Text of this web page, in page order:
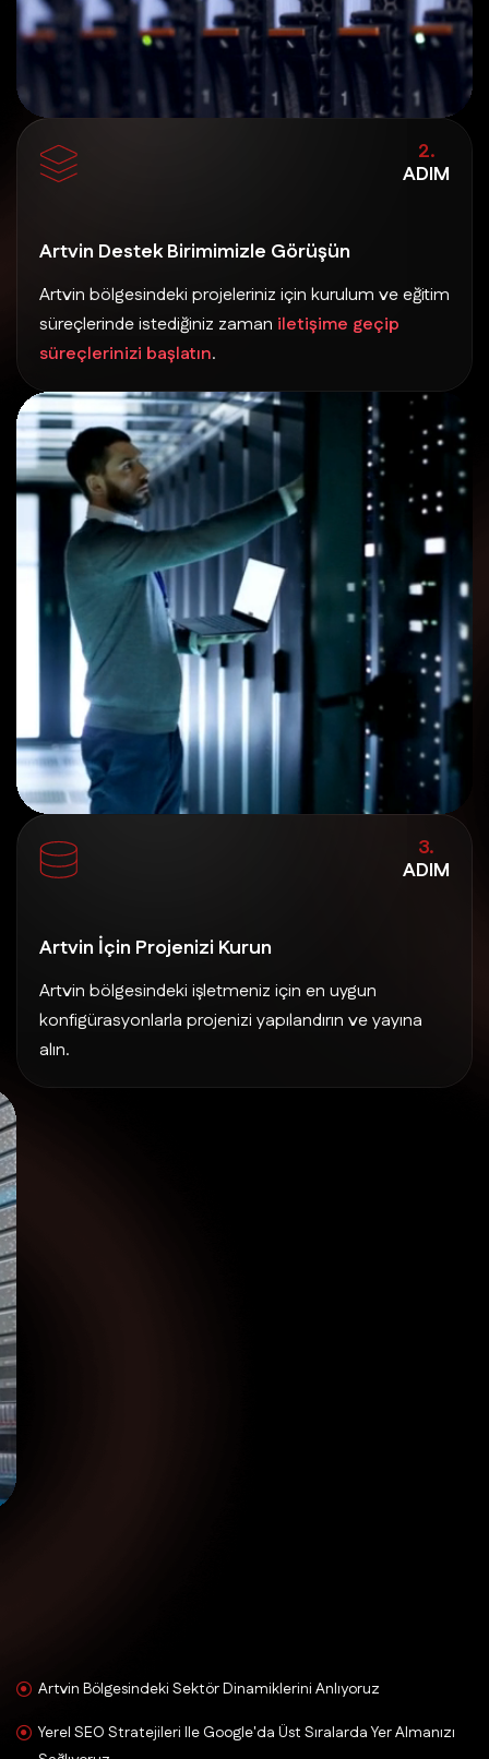
2.
ADIM
Artvin Destek Birimimizle Görüşün
Artvin bölgesindeki projeleriniz için kurulum ve eğitim
süreçlerinde istediğiniz zaman iletişime geçip
süreçlerinizi başlatın.
3.
ADIM
Artvin İçin Projenizi Kurun
Artvin bölgesindeki işletmeniz için en uygun
konfigürasyonlarla projenizi yapılandırın ve yayına
alın.
Artvin Bölgesindeki Sektör Dinamiklerini Anlıyoruz
Yerel SEO Stratejileri Ile Google'da Üst Sıralarda Yer Almanızı